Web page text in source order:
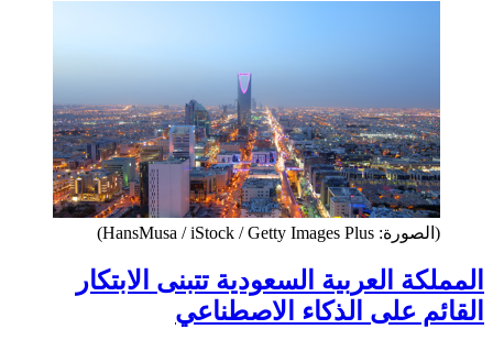
(الصورة: HansMusa / iStock / Getty Images Plus)
المملكة العربية السعودية تتبنى الابتكار
القائم على الذكاء الاصطناعي